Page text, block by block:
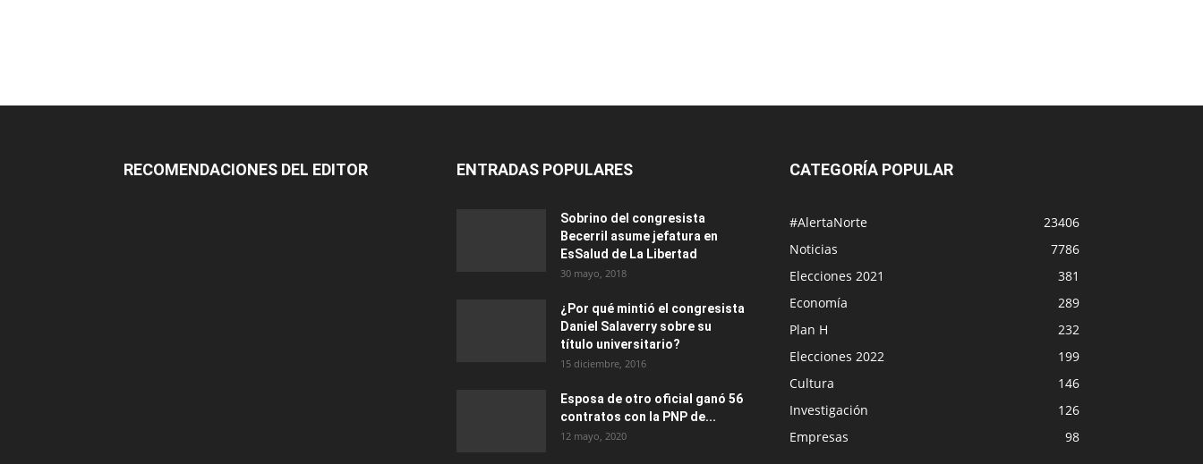
RECOMENDACIONES DEL EDITOR ENTRADAS POPULARES
Sobrino del congresista
Becerril asume jefatura en
EsSalud de La Libertad
30 mayo, 2018
¿Por qué mintió el congresista
Daniel Salaverry sobre su
título universitario?
15 diciembre, 2016
Esposa de otro oficial ganó 56
contratos con la PNP de...
12 mayo, 2020
CATEGORÍA POPULAR
#AlertaNorte
23406
Noticias
7786
Elecciones 2021
381
Economía
289
Plan H
232
Elecciones 2022
199
Cultura
146
Investigación
126
Empresas
98